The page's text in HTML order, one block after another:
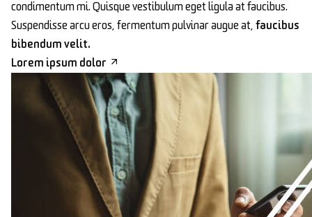
condimentum mi. Quisque vestibulum eget ligula at faucibus.
Suspendisse arcu eros, fermentum pulvinar augue at, faucibus
bibendum velit.
Lorem ipsum dolor